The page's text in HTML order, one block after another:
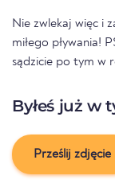
Nie zwlekaj więc i
miłego pływania!
sądzicie po tym w
Byłeś już w
Prześlij zdjęcie